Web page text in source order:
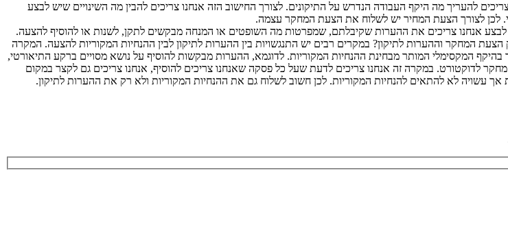
להעריך מה היקף העבודה הנדרש על התיקונים. לצורך החישוב הזה אנחנו צריכים להבין מה השינויים שיש לבצע
לכן לצורך הצעת המחיר יש לשלוח את הצעת המחקר עצמה.
לבצע אנחנו צריכים את ההערות שקיבלתם, שמפרטות מה השופטים או המנחה מבקשים לתקן, לשנות או להוסיף להצעה.
המחקר וההערות לתיקון? במקרים רבים יש התנגשויות בין ההערות לתיקון לבין ההנחיות המקוריות להצעה. המקרה
המקסימלי המותר מבחינת ההנחיות המקוריות. לדוגמא, ההערות מבקשות להוסיף על נושא מסויים ברקע התיאורטי,
הרשמיות להצעת מחקר לדוקטורט. במקרה זה אנחנו צריכים לדעת שעל כל פסקה שאנחנו צריכים להוסיף, אנחנו צריכים גם לקצר במקום
לא להתאים להנחיות המקוריות. לכן חשוב לשלוח גם את ההנחיות המקוריות ולא רק את ההערות לתיקון.